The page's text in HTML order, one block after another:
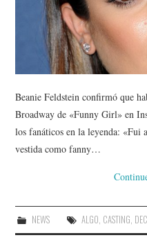
TECHNOLOGY
Beanie Feldstein confirmó que
Broadway de «Funny Girl» en
los fanáticos en la leyenda: «Fui
vestida como fanny…
NEWS ALGO, CASTING,